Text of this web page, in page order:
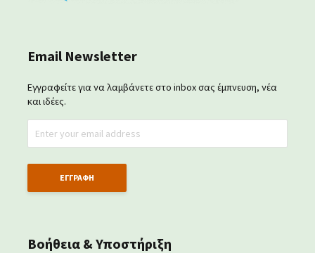
Email Newsletter
Εγγραφείτε για να λαμβάνετε στο inbox σας έμπνευση, νέα
και ιδέες.
Βοήθεια & Υποστήριξη